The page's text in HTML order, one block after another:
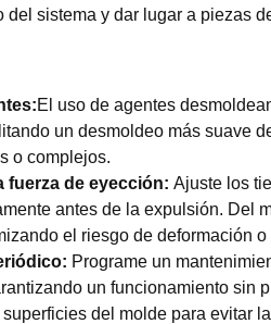
sistema y dar lugar a piezas
El uso de agentes
un desmoldeo más suave
o complejos.
fuerza de eyección: Ajuste los
antes de la expulsión. Del
el riesgo de deformación
Programe un
un funcionamiento sin
del molde para evitar